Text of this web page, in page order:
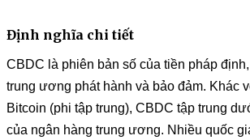
Định nghĩa chi tiết
CBDC là phiên bản số của tiền pháp
trung ương phát hành và bảo đảm. Khác
Bitcoin (phi tập trung), CBDC tập trung
của ngân hàng trung ương. Nhiều quốc